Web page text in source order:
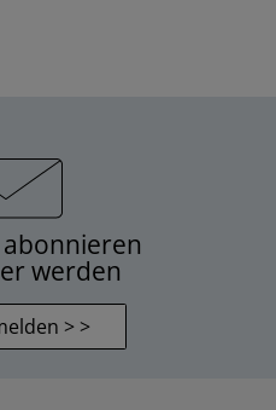
werden
> >